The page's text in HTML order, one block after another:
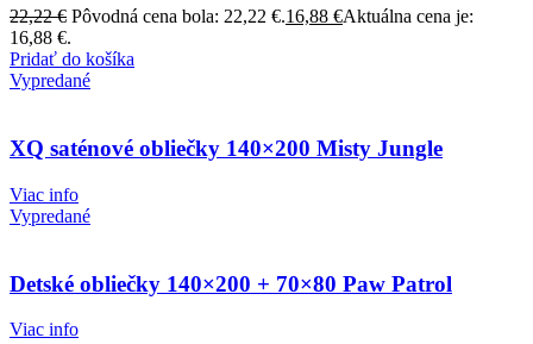
22,22€ Pôvodná cena bola: 22,22 €.16,88 €Aktuálna cena je:
16,88 €.
Pridať do košíka
Vypredané
XQ saténové obliečky 140×200 Misty Jungle
Viac info
Vypredané
Detské obliečky 140×200 + 70×80 Paw Patrol
Viac info